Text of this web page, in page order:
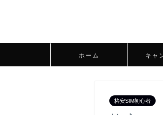
ホーム キャ
格安SIM初心者